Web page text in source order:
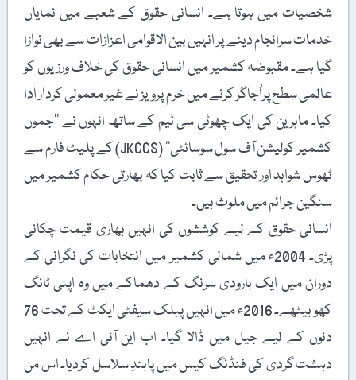
شخصیات میں ہوتا ہے۔ انسانی حقوق کے شعبے میں نمایاں
خدمات سرانجام دینے پر انہیں بین الاقوامی اعزازات سے بھی نوازا
گیا ہے۔ مقبوضہ کشمیر میں انسانی حقوق کی خلاف ورزیوں کو
عالمی سطح پراُجاگر کرنے میں خرم پرویز نے غیر معمولی کردار ادا
کیا۔ ماہرین کی ایک چھوٹی سی ٹیم کے ساتھ انہوں نے ’’جموں
کشمیر کولیشن آف سول سوسائٹی‘‘ (JKCCS) کے پلیٹ فارم سے
ٹھوس شواہد اور تحقیق سے ثابت کیا کہ بھارتی حکام کشمیر میں
سنگین جرائم میں ملوث ہیں۔
انسانی حقوق کے لیے کوششوں کی انہیں بھاری قیمت چکانی
پڑی۔ 2004ء میں شمالی کشمیر میں انتخابات کی نگرانی کے
دوران میں ایک بارودی سرنگ کے دھماکے میں وہ اپنی ٹانگ
کھو بیٹھے۔ 2016ء میں انہیں پبلک سیفٹی ایکٹ کے تحت 76
دنوں کے لیے جیل میں ڈالا گیا۔ اب این آئی اے نے انہیں
دہشت گردی کی فنڈنگ کیس میں پابندِ سلاسل کردیا۔ اس من